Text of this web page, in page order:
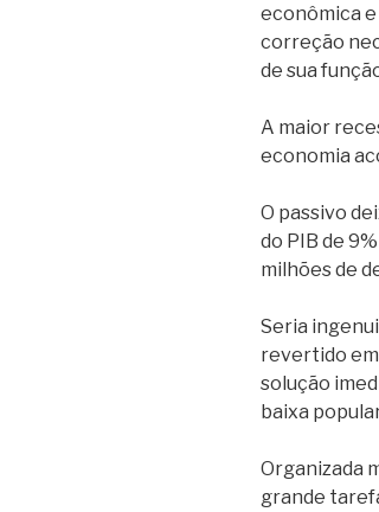
econômica e
correção
de sua
A maior
economia
O passivo
do PIB de
milhões de
Seria
revertido em
solução
baixa
Organizada
grande